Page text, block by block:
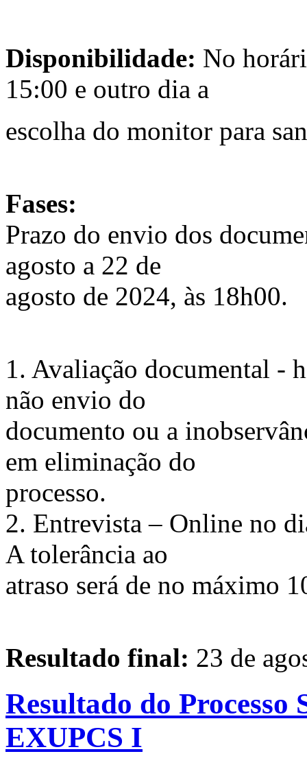
Disponibilidade: No
15:00 e outro dia a
escolha do monitor para
Fases:
Prazo do envio dos
agosto a 22 de
agosto de 2024, às 18h00.
1. Avaliação documental
não envio do
documento ou a
em eliminação do
processo.
2. Entrevista – Online no
A tolerância ao
atraso será de no máximo
Resultado final: 23 de
Resultado do Processo
EXUPCS I